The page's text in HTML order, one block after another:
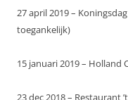
27 april 2019 –
toegankelijk)
15 januari 2019 – Holland
23 dec 2018 – Restaurant